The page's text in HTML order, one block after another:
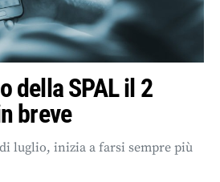
della SPAL il 2
breve
luglio, inizia a farsi sempre più